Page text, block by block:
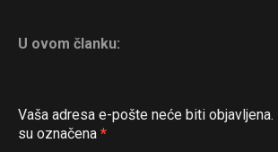
U ovom članku:
Vaša adresa e-pošte neće biti objavljena.
su označena *